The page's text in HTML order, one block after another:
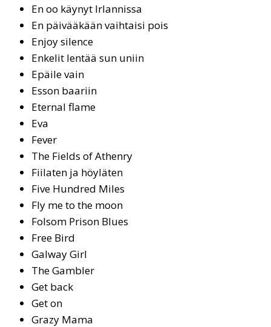
En oo käynyt Irlannissa
En päivääkään vaihtaisi pois
Enjoy silence
En­ke­lit len­tää sun uniin
Epäi­le vain
Esson baariin
Eter­nal fla­me
Eva
Fe­ver
The Fields of Athenry
Fii­la­ten ja höy­lä­ten
Fi­ve Hund­red Mi­les
Fly me to the moon
Fol­som Pri­son Blues
Free Bird
Galway Girl
The Gamb­ler
Get back
Get on
Gra­zy Ma­ma